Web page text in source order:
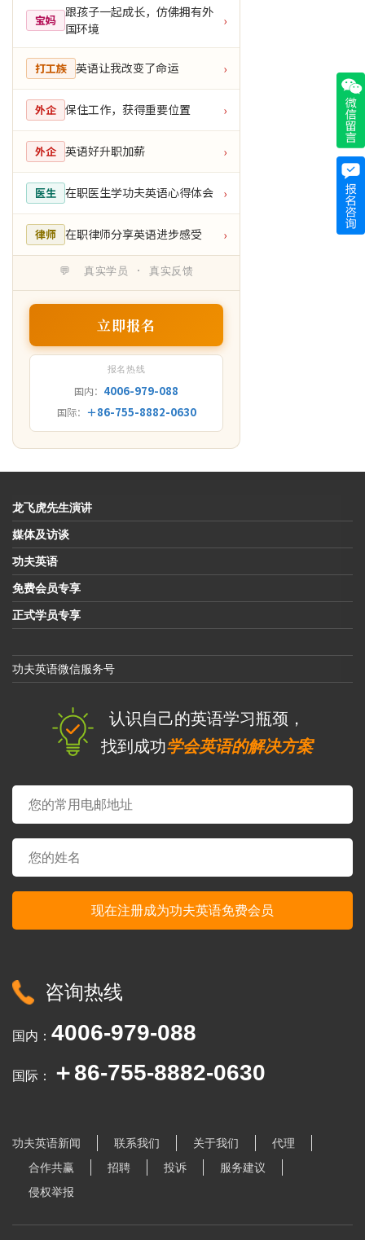
宝妈
跟孩子一起成长，仿佛拥有外
国环境
›
打工族 英语让我改变了命运 ›
外企 保住工作，获得重要位置 ›
外企 英语好升职加薪 ›
医生 在职医生学功夫英语心得体会 ›
律师 在职律师分享英语进步感受 ›
💬 真实学员 · 真实反馈
立即报名
报名热线
国内： 4006-979-088
国际： ＋86-755-8882-0630
龙飞虎先生演讲
媒体及访谈
功夫英语
免费会员专享
正式学员专享
功夫英语微信服务号
认识自己的英语学习瓶颈，
找到成功学会英语的解决方案
咨询热线
国内： 4006-979-088
国际： ＋86-755-8882-0630
功夫英语新闻 联系我们 关于我们
代理
合作共赢
招聘 投诉
服务建议
侵权举报